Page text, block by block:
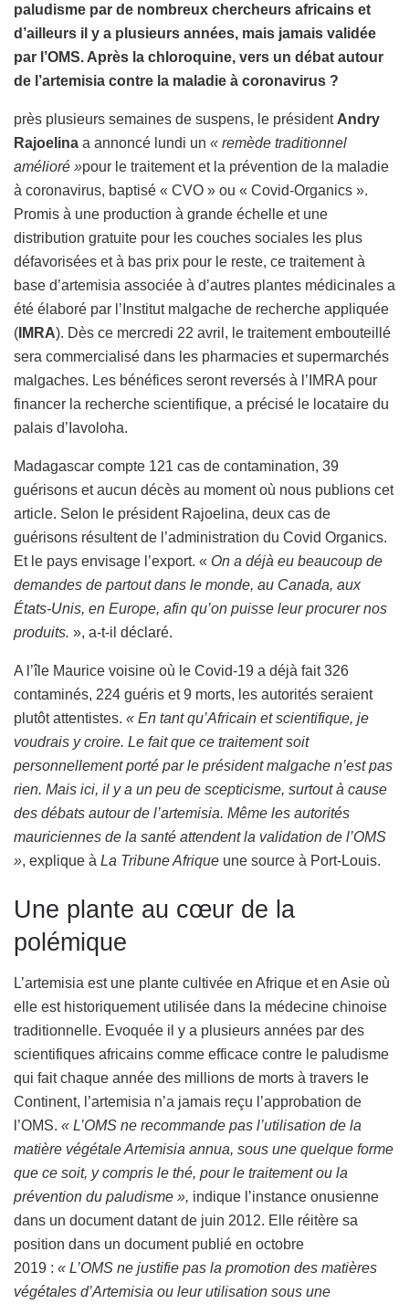
paludisme par de nombreux chercheurs africains et
d’ailleurs il y a plusieurs années, mais jamais validée
par l’OMS. Après la chloroquine, vers un débat autour
de l’artemisia contre la maladie à coronavirus ?
près plusieurs semaines de suspens, le président Andry
Rajoelina a annoncé lundi un « remède traditionnel
amélioré »pour le traitement et la prévention de la maladie
à coronavirus, baptisé « CVO » ou « Covid-Organics ».
Promis à une production à grande échelle et une
distribution gratuite pour les couches sociales les plus
défavorisées et à bas prix pour le reste, ce traitement à
base d’artemisia associée à d’autres plantes médicinales a
été élaboré par l’Institut malgache de recherche appliquée
( IMRA). Dès ce mercredi 22 avril, le traitement embouteillé
sera commercialisé dans les pharmacies et supermarchés
malgaches. Les bénéfices seront reversés à l’IMRA pour
financer la recherche scientifique, a précisé le locataire du
palais d’Iavoloha.
Madagascar compte 121 cas de contamination, 39
guérisons et aucun décès au moment où nous publions cet
article. Selon le président Rajoelina, deux cas de
guérisons résultent de l’administration du Covid Organics.
Et le pays envisage l’export. « On a déjà eu beaucoup de
demandes de partout dans le monde, au Canada, aux
États-Unis, en Europe, afin qu’on puisse leur procurer nos
produits. », a-t-il déclaré.
A l’île Maurice voisine où le Covid-19 a déjà fait 326
contaminés, 224 guéris et 9 morts, les autorités seraient
plutôt attentistes. « En tant qu’Africain et scientifique, je
voudrais y croire. Le fait que ce traitement soit
personnellement porté par le président malgache n’est pas
rien. Mais ici, il y a un peu de scepticisme, surtout à cause
des débats autour de l’artemisia. Même les autorités
mauriciennes de la santé attendent la validation de l’OMS
», explique à La Tribune Afrique une source à Port-Louis.
Une plante au cœur de la
polémique
L’artemisia est une plante cultivée en Afrique et en Asie où
elle est historiquement utilisée dans la médecine chinoise
traditionnelle. Evoquée il y a plusieurs années par des
scientifiques africains comme efficace contre le paludisme
qui fait chaque année des millions de morts à travers le
Continent, l’artemisia n’a jamais reçu l’approbation de
l’OMS. « L’OMS ne recommande pas l’utilisation de la
matière végétale Artemisia annua, sous une quelque forme
que ce soit, y compris le thé, pour le traitement ou la
prévention du paludisme », indique l’instance onusienne
dans un document datant de juin 2012. Elle réitère sa
position dans un document publié en octobre
2019 : « L’OMS ne justifie pas la promotion des matières
végétales d’Artemisia ou leur utilisation sous une